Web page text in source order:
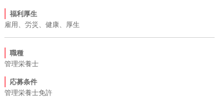
福利厚生
雇用、労災、健康、厚生
職種
管理栄養士
応募条件
管理栄養士免許